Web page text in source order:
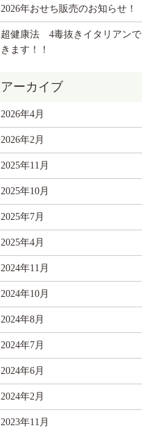
2026年おせち販売のお知らせ！
超健康法 4毒抜きイタリアンで
きます！！
2026年4月
2026年2月
2025年11月
2025年10月
2025年7月
2025年4月
2024年11月
2024年10月
2024年8月
2024年7月
2024年6月
2024年2月
2023年11月